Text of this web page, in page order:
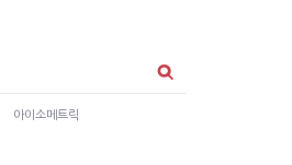
아이소메트릭